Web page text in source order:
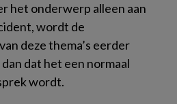
het onderwerp alleen aan
wordt de
deze thema’s eerder
dat het een normaal
wordt.